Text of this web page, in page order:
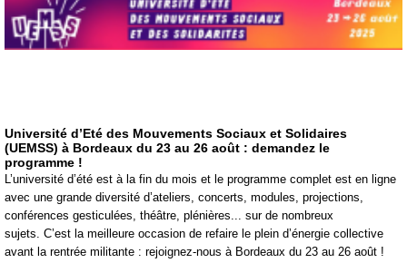
Université d’Eté des Mouvements Sociaux et Solidaires
(UEMSS) à Bordeaux du 23 au 26 août : demandez le
programme !
L’université d’été est à la fin du mois et le programme complet est en ligne
avec une grande diversité d’ateliers, concerts, modules, projections,
conférences gesticulées, théâtre, plénières... sur de nombreux
sujets. C’est la meilleure occasion de refaire le plein d’énergie collective
avant la rentrée militante : rejoignez-nous à Bordeaux du 23 au 26 août !